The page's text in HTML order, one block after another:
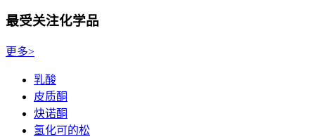
最受关注化学品
更多>
乳酸
皮质酮
炔诺酮
氢化可的松